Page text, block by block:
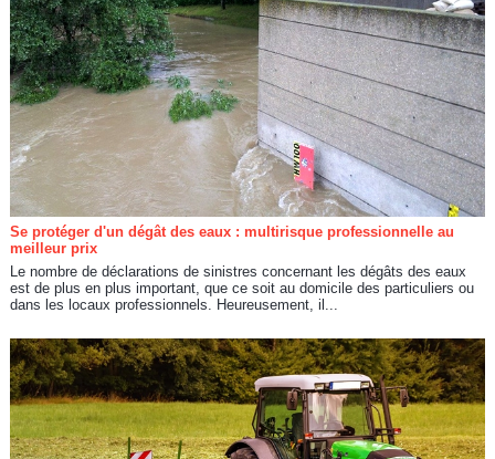
Se protéger d'un dégât des eaux : multirisque professionnelle au
meilleur prix
Le nombre de déclarations de sinistres concernant les dégâts des eaux
est de plus en plus important, que ce soit au domicile des particuliers ou
dans les locaux professionnels. Heureusement, il...